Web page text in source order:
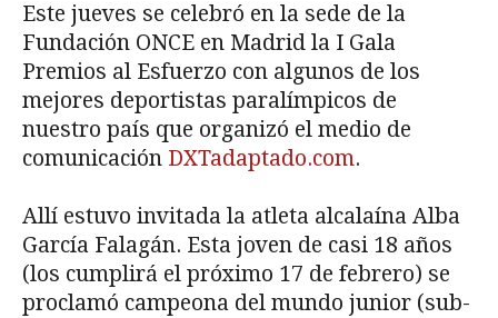
Este jueves se celebró en la sede de la
Fundación ONCE en Madrid la I Gala
Premios al Esfuerzo con algunos de los
mejores deportistas paralímpicos de
nuestro país que organizó el medio de
comunicación DXTadaptado.com.
Allí estuvo invitada la atleta alcalaína Alba
García Falagán. Esta joven de casi 18 años
(los cumplirá el próximo 17 de febrero) se
proclamó campeona del mundo junior (sub-